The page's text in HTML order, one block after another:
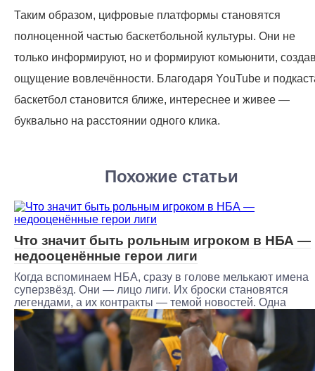
Таким образом, цифровые платформы становятся
полноценной частью баскетбольной культуры. Они не
только информируют, но и формируют комьюнити,
ощущение вовлечённости. Благодаря YouTube и
баскетбол становится ближе, интереснее и живее —
буквально на расстоянии одного клика.
Похожие статьи
Что значит быть рольным игроком в НБА —
недооценённые герои лиги
Когда вспоминаем НБА, сразу в голове мелькают имена
суперзвёзд. Они — лицо лиги. Их броски становятся
легендами, а их контракты — темой новостей. Одна